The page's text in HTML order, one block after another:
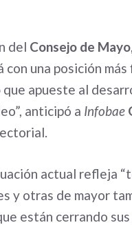
del Consejo de Mayo
con una posición
que apueste al
anticipó a Infobae
actual refleja
y otras de mayor
están cerrando